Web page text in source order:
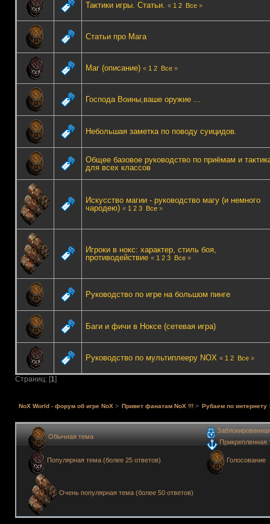
Тактики игры. Статьи. « 1 2 Все»
Статьи про Мага
Маг (описание) « 1 2 Все»
Господа Воины,ваше оружие ...
Небольшая заметка по поводу суицидов.
Общее базовое руководство по приёмам и
для всех классов
Искусство магии - руководство магу (и немного
чародею) « 1 2 3 Все»
Игроки в нокс: характер, стиль боя,
противодействие « 1 2 3 Все»
Руководство по игре на большом пинге
Баги и фичи в Ноксе (сетевая игра)
Руководство по мультиплееру NOX « 1 2 Все»
Страниц: [1]
NoX World - форум об игре NoX> Привет фанатам NoX !!! > Рубаем по интернету
Обычная тема
Популярная тема (более 25 ответов)
Очень популярная тема (более 50 ответов)
Прикрепленная
Голосование